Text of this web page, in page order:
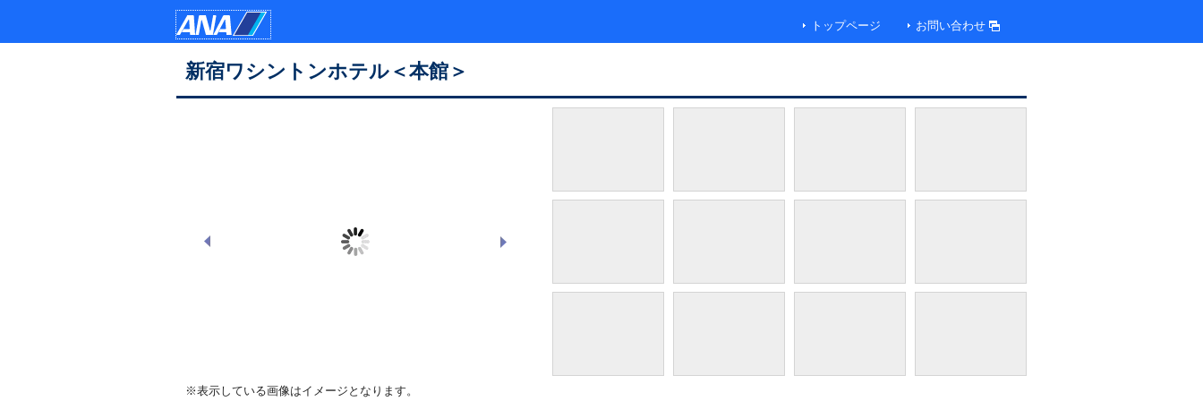
トップページ お問い合わせ
新宿ワシントンホテル＜本館＞
※表示している画像はイメージとなります。